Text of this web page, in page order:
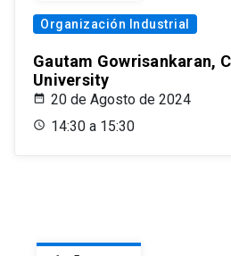
Organización Industrial
Gautam Gowrisankaran,
University
20 de Agosto de 2024
14:30 a 15:30